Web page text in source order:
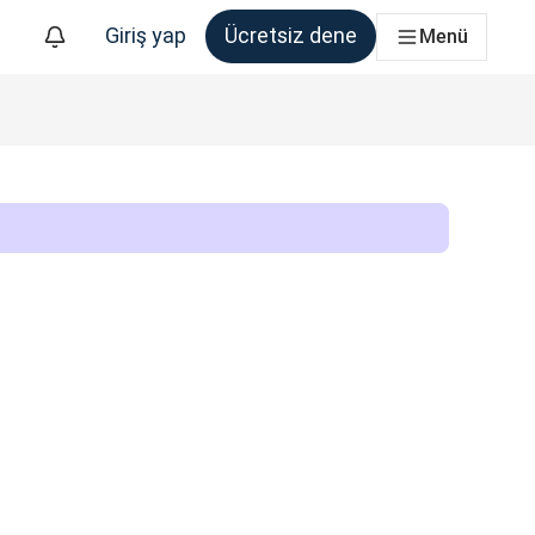
Giriş yap Ücretsiz dene Menü